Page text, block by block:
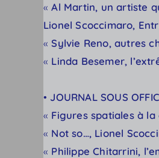
«Al Martin, un artiste
Lionel Scoccimaro,
«Sylvie Reno, autres
« Linda Besemer,
• JOURNAL SOUS
« Figures spatiales à
« Not so…, Lionel
« Philippe Chitarrini,